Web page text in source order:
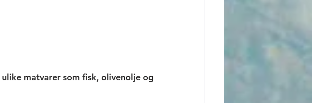
matvarer som fisk, olivenolje og